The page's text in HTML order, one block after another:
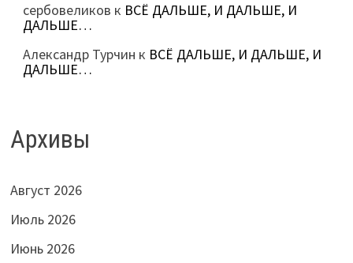
сербовеликов к ВСЁ ДАЛЬШЕ, И ДАЛЬШЕ, И
ДАЛЬШЕ…
Александр Турчин к ВСЁ ДАЛЬШЕ, И ДАЛЬШЕ, И
ДАЛЬШЕ…
Архивы
Август 2026
Июль 2026
Июнь 2026